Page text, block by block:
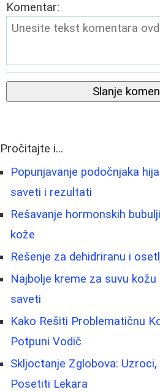
Komentar:
Slanje
Pročitajte i...
Popunjavanje podočnjaka
saveti i rezultati
Rešavanje hormonskih
kože
Rešenje za dehidriranu i
Najbolje kreme za suvu
saveti
Kako Rešiti Problematičnu
Potpuni Vodič
Skljoctanje Zglobova: Uzroci,
Posetiti Lekara